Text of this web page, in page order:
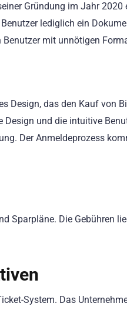
Gründung im Jahr 2020
lediglich ein
mit unnötigen
Design, das den Kauf von
und die intuitive
Der Anmeldeprozess
Sparpläne. Die Gebühren
System. Das